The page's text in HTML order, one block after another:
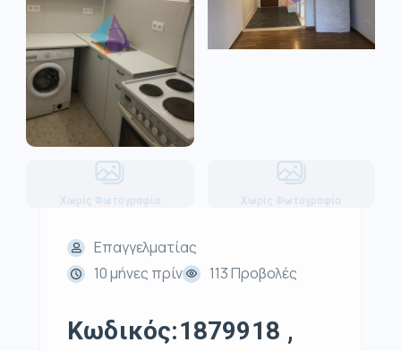
Χωρίς Φωτογραφία Χωρίς Φωτογραφία
Επαγγελματίας
10 μήνες πρίν
113 Προβολές
Κωδικός:1879918 ,